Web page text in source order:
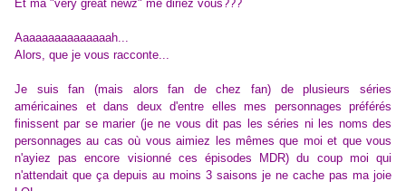
Et ma "very great newz" me diriez vous???
Aaaaaaaaaaaaaaah...
Alors, que je vous racconte...
Je suis fan (mais alors fan de chez fan) de plusieurs séries
américaines et dans deux d'entre elles mes personnages préférés
finissent par se marier (je ne vous dit pas les séries ni les noms des
personnages au cas où vous aimiez les mêmes que moi et que vous
n'ayiez pas encore visionné ces épisodes MDR) du coup moi qui
n'attendait que ça depuis au moins 3 saisons je ne cache pas ma joie